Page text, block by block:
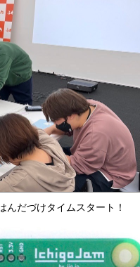
だづけタイムスタート！